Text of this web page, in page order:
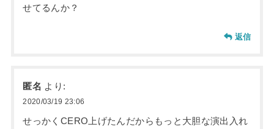
せてるんか？
返信
匿名 より:
2020/03/19 23:06
せっかくCERO上げたんだからもっと大胆な演出入れ